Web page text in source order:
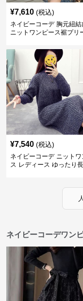
¥7,610 (税込)
ネイビーコーデ 胸元紐結
ニットワンピース裾プリ
¥7,540 (税込)
ネイビーコーデ ニットワ
ス レディース ゆったり
ネイビーコーデワン